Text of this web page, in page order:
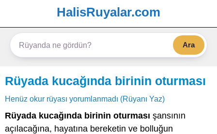
HalisRuyalar.com
Ara
Rüyada kucağında birinin oturması
Henüz okur rüyası yorumlanmadı (Rüyanı Yaz)
Rüyada kucağında birinin oturması şansının
açılacağına, hayatına bereketin ve bolluğun